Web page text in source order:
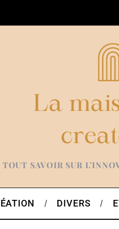
TOUT SAVOIR SUR
DIVERS